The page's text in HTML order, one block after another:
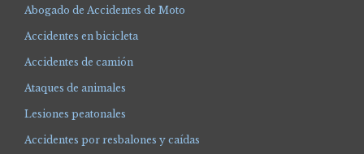
Abogado de Accidentes de Moto
Accidentes en bicicleta
Accidentes de camión
Ataques de animales
Lesiones peatonales
Accidentes por resbalones y caídas